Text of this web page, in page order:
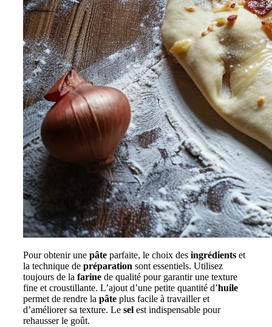
Pour obtenir une pâte parfaite, le choix des ingrédients et
la technique de préparation sont essentiels. Utilisez
toujours de la farine de qualité pour garantir une texture
fine et croustillante. L’ajout d’une petite quantité d’huile
permet de rendre la pâte plus facile à travailler et
d’améliorer sa texture. Le sel est indispensable pour
rehausser le goût.